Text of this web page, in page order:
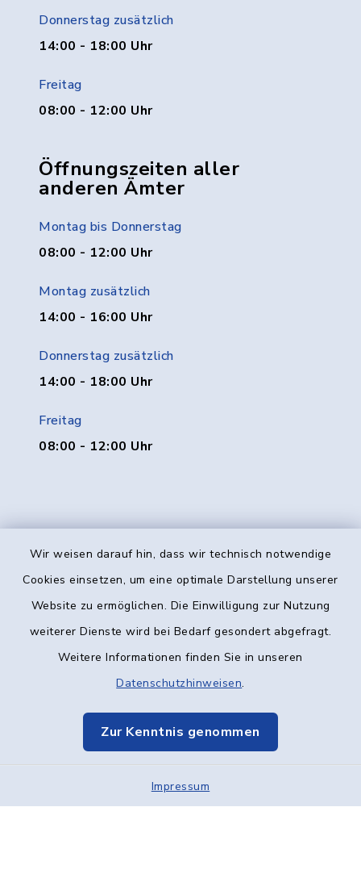
Wir weisen darauf hin, dass wir technisch notwendige
Cookies einsetzen, um eine optimale Darstellung unserer
Website zu ermöglichen. Die Einwilligung zur Nutzung
weiterer Dienste wird bei Bedarf gesondert abgefragt.
Weitere Informationen finden Sie in unseren
Datenschutzhinweisen.
Zur Kenntnis genommen
Impressum
Donnerstag zusätzlich
14:00 - 18:00 Uhr
Freitag
08:00 - 12:00 Uhr
Öffnungszeiten aller
anderen Ämter
Montag bis Donnerstag
08:00 - 12:00 Uhr
Montag zusätzlich
14:00 - 16:00 Uhr
Donnerstag zusätzlich
14:00 - 18:00 Uhr
Freitag
08:00 - 12:00 Uhr
Kontakt
Datenschutz
Elektronische Kommunikation
Sitemap